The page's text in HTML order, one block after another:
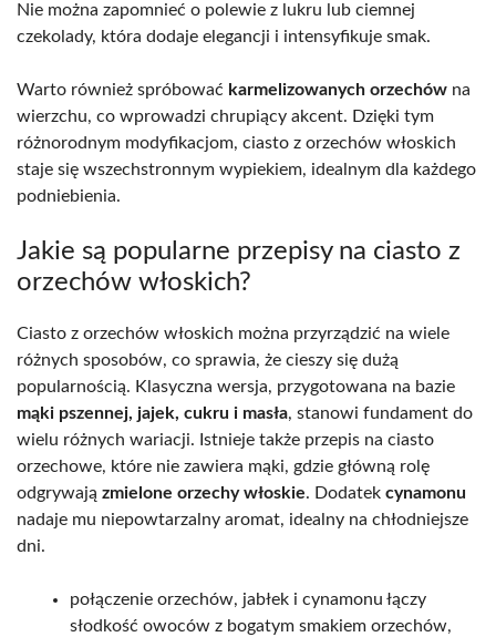
Nie można zapomnieć o polewie z lukru lub ciemnej
czekolady, która dodaje elegancji i intensyfikuje smak.
Warto również spróbować karmelizowanych orzechów na
wierzchu, co wprowadzi chrupiący akcent. Dzięki tym
różnorodnym modyfikacjom, ciasto z orzechów włoskich
staje się wszechstronnym wypiekiem, idealnym dla każdego
podniebienia.
Jakie są popularne przepisy na ciasto z
orzechów włoskich?
Ciasto z orzechów włoskich można przyrządzić na wiele
różnych sposobów, co sprawia, że cieszy się dużą
popularnością. Klasyczna wersja, przygotowana na bazie
mąki pszennej, jajek, cukru i masła, stanowi fundament do
wielu różnych wariacji. Istnieje także przepis na ciasto
orzechowe, które nie zawiera mąki, gdzie główną rolę
odgrywają zmielone orzechy włoskie. Dodatek cynamonu
nadaje mu niepowtarzalny aromat, idealny na chłodniejsze
dni.
połączenie orzechów, jabłek i cynamonu łączy
słodkość owoców z bogatym smakiem orzechów,